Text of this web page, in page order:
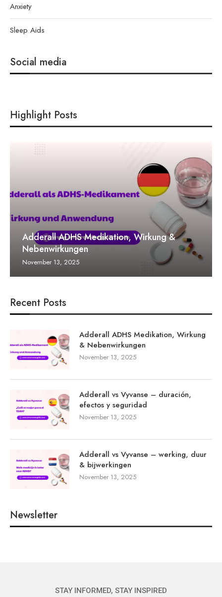
Anxiety
Sleep Aids
Social media
Highlight Posts
Adderall ADHS Medikation, Wirkung &
Nebenwirkungen
November 13, 2025
Recent Posts
Adderall ADHS Medikation, Wirkung
& Nebenwirkungen
November 13, 2025
Adderall vs Vyvanse – duración,
efectos y seguridad
November 13, 2025
Adderall vs Vyvanse – werking, duur
& bijwerkingen
November 13, 2025
Newsletter
STAY INFORMED, STAY INSPIRED